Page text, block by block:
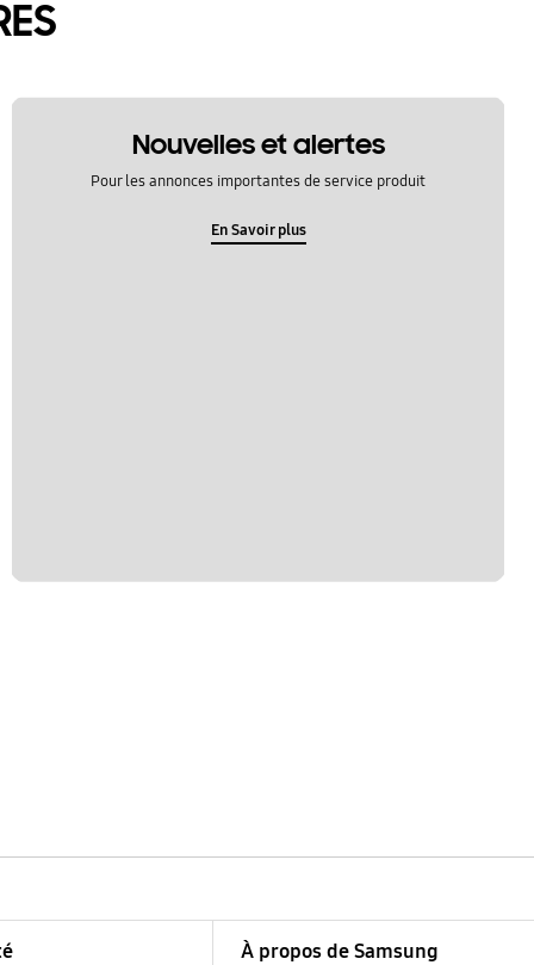
Nouvelles et alertes
Pour les annonces importantes de service produit
En Savoir plus
À propos de Samsung